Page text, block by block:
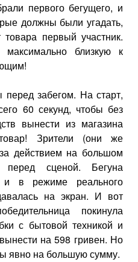
первого бегущего, и
должны были угадать,
первый участник.
близкую к
забегом. На старт,
60 секунд, чтобы без
вынести из магазина
Зрители (они же
действием на большом
перед сценой. Бегуна
и в режиме реального
на экран. И вот
покинула
с бытовой техникой и
на 598 гривен. Но
явно на большую сумму.